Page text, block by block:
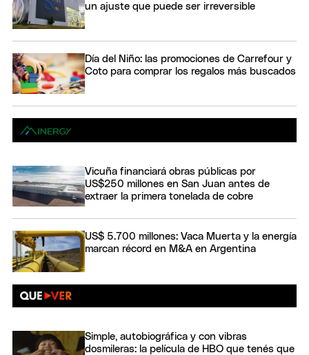
un ajuste que puede ser irreversible
Día del Niño: las promociones de Carrefour y
Coto para comprar los regalos más buscados
Vicuña financiará obras públicas por
US$250 millones en San Juan antes de
extraer la primera tonelada de cobre
US$ 5.700 millones: Vaca Muerta y la energía
marcan récord en M&A en Argentina
Simple, autobiográfica y con vibras
dosmileras: la película de HBO que tenés que